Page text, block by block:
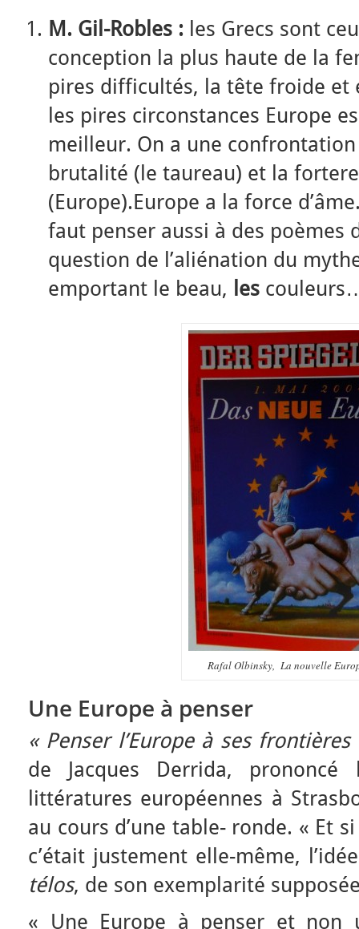
M. Gil-Robles : les Grecs sont
conception la plus haute de la
pires difficultés, la tête froide et
les pires circonstances Europe
meilleur. On a une
brutalité (le taureau) et la
(Europe).Europe a la force
faut penser aussi à des poèmes
question de l’aliénation du
emportant le beau, les
Rafal Olbinsky, La nouvelle
Une Europe à penser
« Penser l’Europe à ses frontières
de Jacques Derrida,
littératures européennes à
au cours d’une table- ronde. « Et
c’était justement elle-même,
télos, de son exemplarité
« Une Europe à penser et non